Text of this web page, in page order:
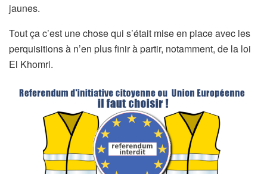
jaunes.
Tout ça c’est une chose qui s’était mise en place avec les
perquisitions à n’en plus finir à partir, notamment, de la loi
El Khomri.